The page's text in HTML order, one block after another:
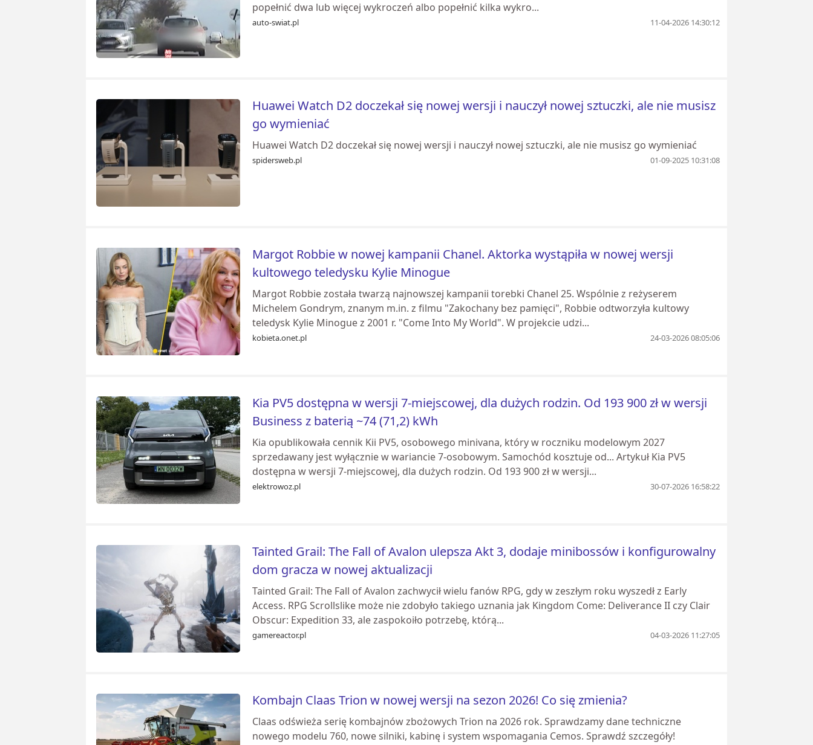
popełnić dwa lub więcej wykroczeń albo popełnić kilka wykro...
auto-swiat.pl 11-04-2026 14:30:12
Huawei Watch D2 doczekał się nowej wersji i nauczył nowej sztuczki, ale nie musisz
go wymieniać
Huawei Watch D2 doczekał się nowej wersji i nauczył nowej sztuczki, ale nie musisz go wymieniać
spidersweb.pl 01-09-2025 10:31:08
Margot Robbie w nowej kampanii Chanel. Aktorka wystąpiła w nowej wersji
kultowego teledysku Kylie Minogue
Margot Robbie została twarzą najnowszej kampanii torebki Chanel 25. Wspólnie z reżyserem
Michelem Gondrym, znanym m.in. z filmu "Zakochany bez pamięci", Robbie odtworzyła kultowy
teledysk Kylie Minogue z 2001 r. "Come Into My World". W projekcie udzi...
kobieta.onet.pl 24-03-2026 08:05:06
Kia PV5 dostępna w wersji 7-miejscowej, dla dużych rodzin. Od 193 900 zł w wersji
Business z baterią ~74 (71,2) kWh
Kia opublikowała cennik Kii PV5, osobowego minivana, który w roczniku modelowym 2027
sprzedawany jest wyłącznie w wariancie 7-osobowym. Samochód kosztuje od... Artykuł Kia PV5
dostępna w wersji 7-miejscowej, dla dużych rodzin. Od 193 900 zł w wersji...
elektrowoz.pl 30-07-2026 16:58:22
Tainted Grail: The Fall of Avalon ulepsza Akt 3, dodaje minibossów i konfigurowalny
dom gracza w nowej aktualizacji
Tainted Grail: The Fall of Avalon zachwycił wielu fanów RPG, gdy w zeszłym roku wyszedł z Early
Access. RPG Scrollslike może nie zdobyło takiego uznania jak Kingdom Come: Deliverance II czy Clair
Obscur: Expedition 33, ale zaspokoiło potrzebę, którą...
gamereactor.pl 04-03-2026 11:27:05
Kombajn Claas Trion w nowej wersji na sezon 2026! Co się zmienia?
Claas odświeża serię kombajnów zbożowych Trion na 2026 rok. Sprawdzamy dane techniczne
nowego modelu 760, nowe silniki, kabinę i system wspomagania Cemos. Sprawdź szczegóły!